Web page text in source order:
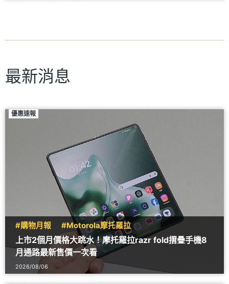
最新消息
優惠速報
#購物月報 #Motorola摩托羅拉
上市2個月價格大跳水！摩托羅拉razr fold摺疊手機8
月通路最新售價一次看
2026/08/06